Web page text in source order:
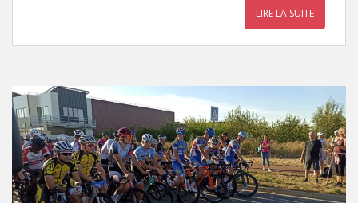
LIRE LA SUITE